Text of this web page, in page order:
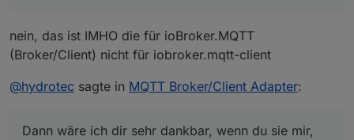
Oder hast du speziell zu diesem Adapter noch eine
erstellt?
Dann wäre ich dir sehr dankbar, wenn du sie mir, bei
Danke :-)
nein, das ist IMHO die für ioBroker.MQTT
(Broker/Client) nicht für iobroker.mqtt-client
@hydrotec sagte in MQTT Broker/Client Adapter:
Dann wäre ich dir sehr dankbar, wenn du sie mir,